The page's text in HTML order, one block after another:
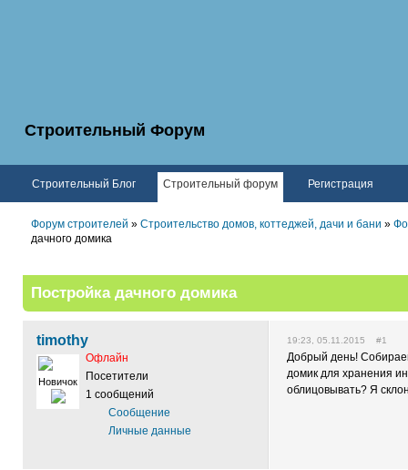
Строительный Форум
Строительный Блог Строительный форум Регистрация
Форум строителей » Строительство домов, коттеджей, дачи и бани »
дачного домика
Постройка дачного домика
timothy
Новичок
Офлайн
Посетители
1 сообщений
Сообщение
Личные данные
19:23, 05.11.2015 #1
Добрый день!
домик для хранения
облицовывать? Я